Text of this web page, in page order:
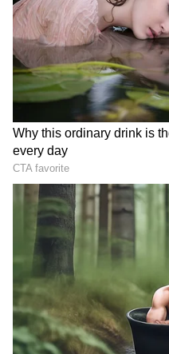
Vijay vs Udayanithi:
காலேஜ் மெட்ஸ்.!
பாசத்தை பொழிந்த
3
6
Image Credit : Our Own
அதிகாலை ஷோ
தமிழ் சினிமாவின்
நட்சத்திரங்களில்
துறைக்கு பெரும்